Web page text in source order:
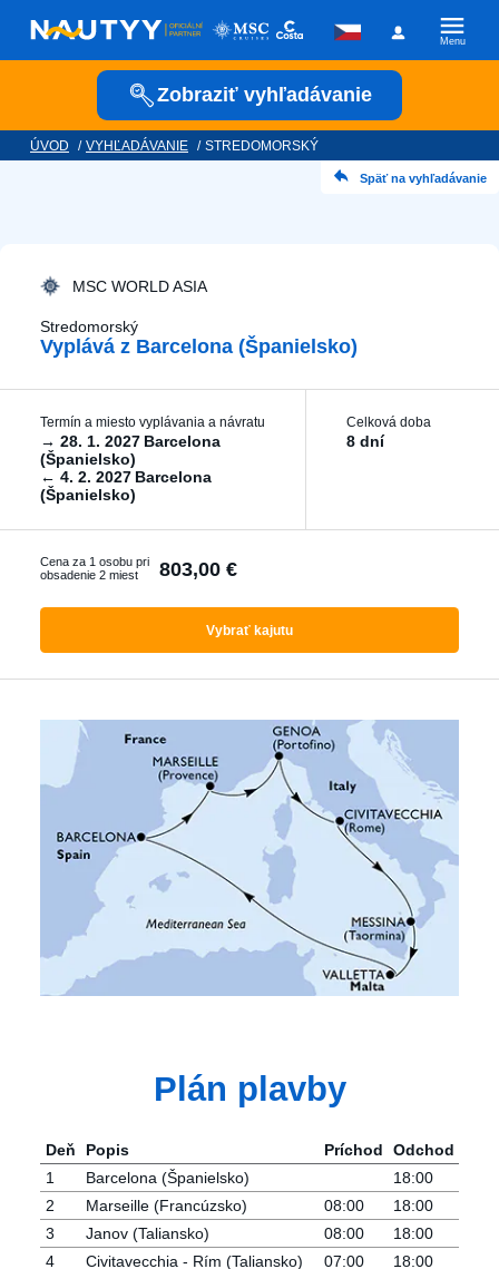
Menu
Zobraziť vyhľadávanie
Plavební společnost
Vyhľadať zájazdy
S delegátom
Luxusné plavby
Akčné plavby
Pokročilé filtrování
Reset filtrů
ÚVOD / VYHĽADÁVANIE / STREDOMORSKÝ
Späť na vyhľadávanie
Stredomorský
Vyplává z Barcelona ​​(Španielsko)
MSC WORLD ASIA
Termín a miesto vyplávania a návratu
→ 28. 1. 2027 Barcelona ​​
(Španielsko)
← 4. 2. 2027 Barcelona ​​
(Španielsko)
Celková doba
8 dní
Vybrať kajutu
Cena za 1 osobu pri
obsadenie 2 miest
803,00 €
Plán plavby
Deň Popis Príchod
Odchod
1
Barcelona ​​(Španielsko)
18:00
2
Marseille (Francúzsko) 08:00
18:00
3
Janov (Taliansko) 08:00
18:00
4
Civitavecchia - Rím (Taliansko) 07:00
18:00